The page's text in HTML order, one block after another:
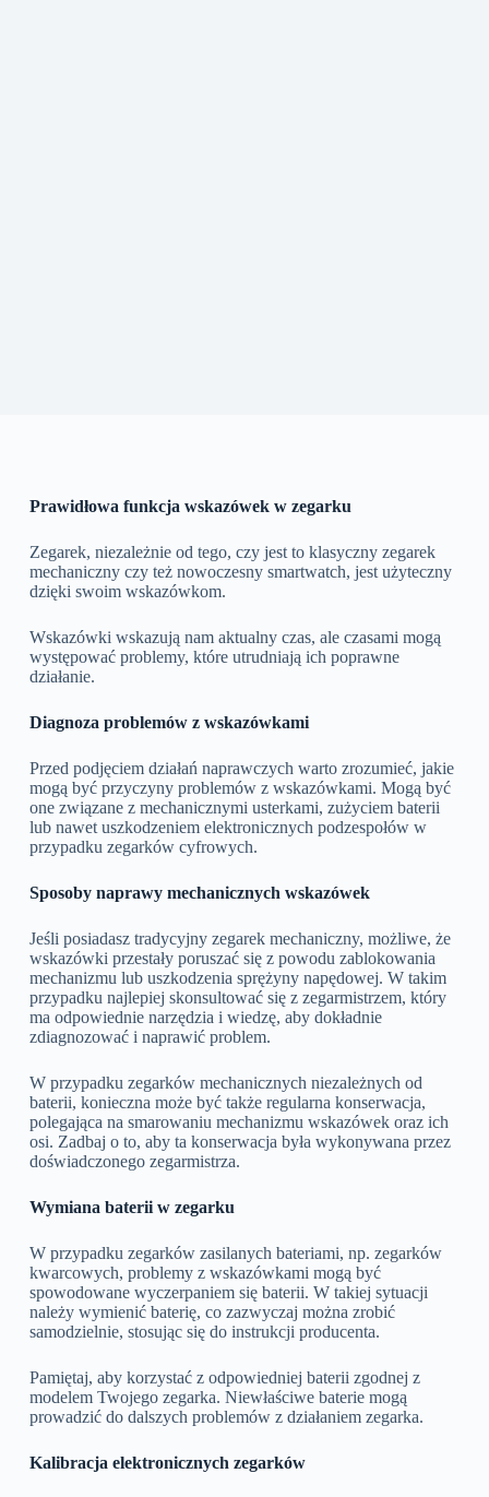
Prawidłowa funkcja wskazówek w zegarku
Zegarek, niezależnie od tego, czy jest to klasyczny zegarek
mechaniczny czy też nowoczesny smartwatch, jest użyteczny
dzięki swoim wskazówkom.
Wskazówki wskazują nam aktualny czas, ale czasami mogą
występować problemy, które utrudniają ich poprawne
działanie.
Diagnoza problemów z wskazówkami
Przed podjęciem działań naprawczych warto zrozumieć, jakie
mogą być przyczyny problemów z wskazówkami. Mogą być
one związane z mechanicznymi usterkami, zużyciem baterii
lub nawet uszkodzeniem elektronicznych podzespołów w
przypadku zegarków cyfrowych.
Sposoby naprawy mechanicznych wskazówek
Jeśli posiadasz tradycyjny zegarek mechaniczny, możliwe, że
wskazówki przestały poruszać się z powodu zablokowania
mechanizmu lub uszkodzenia sprężyny napędowej. W takim
przypadku najlepiej skonsultować się z zegarmistrzem, który
ma odpowiednie narzędzia i wiedzę, aby dokładnie
zdiagnozować i naprawić problem.
W przypadku zegarków mechanicznych niezależnych od
baterii, konieczna może być także regularna konserwacja,
polegająca na smarowaniu mechanizmu wskazówek oraz ich
osi. Zadbaj o to, aby ta konserwacja była wykonywana przez
doświadczonego zegarmistrza.
Wymiana baterii w zegarku
W przypadku zegarków zasilanych bateriami, np. zegarków
kwarcowych, problemy z wskazówkami mogą być
spowodowane wyczerpaniem się baterii. W takiej sytuacji
należy wymienić baterię, co zazwyczaj można zrobić
samodzielnie, stosując się do instrukcji producenta.
Pamiętaj, aby korzystać z odpowiedniej baterii zgodnej z
modelem Twojego zegarka. Niewłaściwe baterie mogą
prowadzić do dalszych problemów z działaniem zegarka.
Kalibracja elektronicznych zegarków